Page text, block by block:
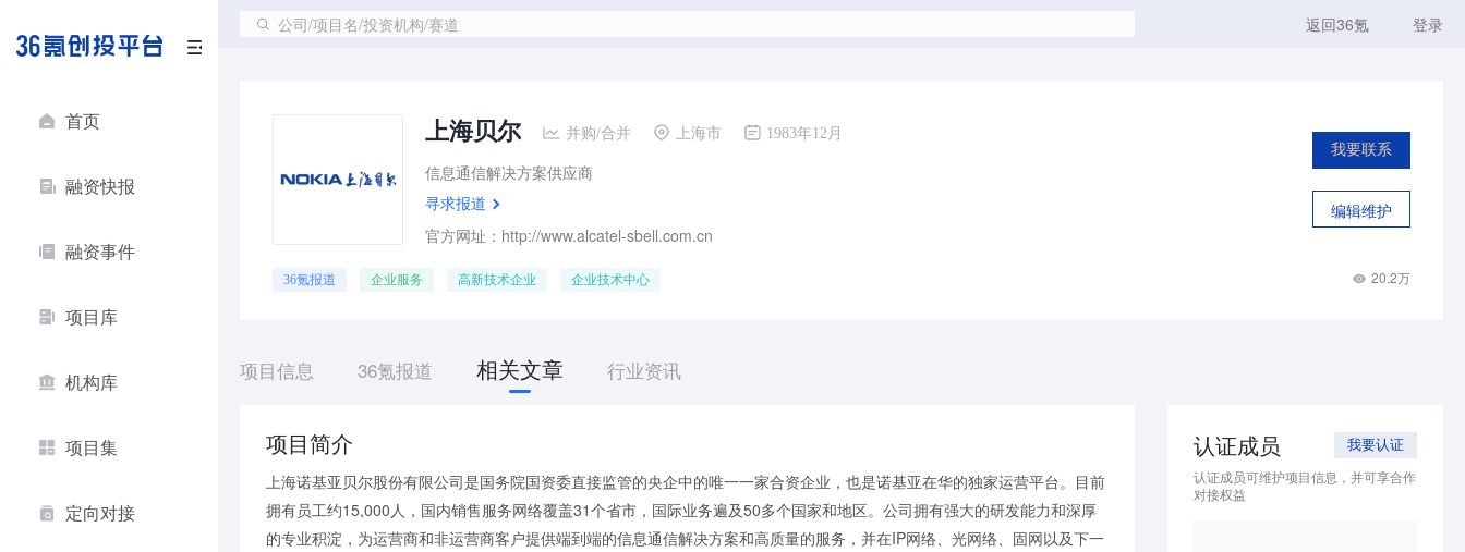
首页
融资快报
融资事件
项目库
机构库
项目集
定向对接
公司/项目名/投资机构/赛道 返回36氪 登录
上海贝尔 并购/合并 上海市 1983年12月
信息通信解决方案供应商
寻求报道
官方网址：http://www.alcatel-sbell.com.cn
我要联系
编辑维护
36氪报道 企业服务 高新技术企业 企业技术中心 20.2万
项目信息 36氪报道 相关文章 行业资讯
项目简介
上海诺基亚贝尔股份有限公司是国务院国资委直接监管的央企中的唯一一家合资企业，也是诺基亚在华的独家运营平台。目前
拥有员工约15,000人，国内销售服务网络覆盖31个省市，国际业务遍及50多个国家和地区。公司拥有强大的研发能力和深厚
的专业积淀，为运营商和非运营商客户提供端到端的信息通信解决方案和高质量的服务，并在IP网络、光网络、固网以及下一
认证成员 我要认证
认证成员可维护项目信息，并可享合作
对接权益